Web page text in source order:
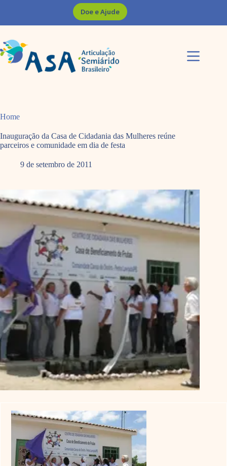
Doe e Ajude
Home
Inauguração da Casa de Cidadania das Mulheres reúne
parceiros e comunidade em dia de festa
9 de setembro de 2011